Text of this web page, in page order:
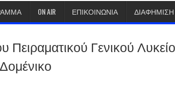
ON AIR ΕΠΙΚΟΙΝΩΝΙΑ ΔΙΑΦΗΜΙΣΗ
Πειραματικού Γενικού